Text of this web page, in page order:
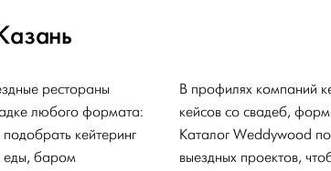
рестораны
любого формата:
кейтеринг
еды, баром
В профилях компаний
кейсов со свадеб,
Каталог Weddywood
выездных проектов,